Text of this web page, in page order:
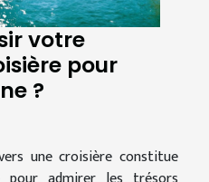
votre
pour
?
une croisière constitue